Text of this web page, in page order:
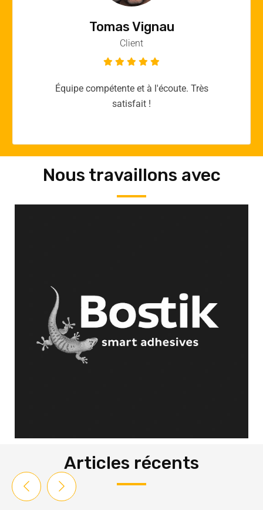
Vincent Quere
Client
Merci yellow365.work pour votre expertise!
Nous travaillons avec
Articles récents